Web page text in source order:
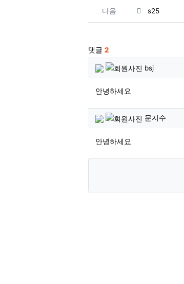
다음 s25
댓글 2
bsj님의 댓글
bsj
안녕하세요
문지수님의 댓글
문지수
안녕하세요